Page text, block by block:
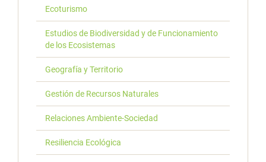
Ecoturismo
Estudios de Biodiversidad y de Funcionamiento
de los Ecosistemas
Geografía y Territorio
Gestión de Recursos Naturales
Relaciones Ambiente-Sociedad
Resiliencia Ecológica